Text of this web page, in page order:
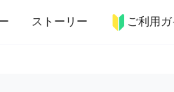
ストーリー ご利用ガ
趣味・習い事 ペット 料理